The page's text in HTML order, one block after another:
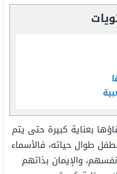
بعناية كبيرة حتى يتم
طوال حياته، فالأسماء
والإيمان بذاتهم